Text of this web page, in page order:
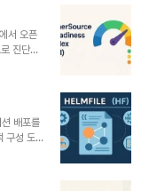
념 및 정
는 인프
적대규
조화된
트에서
서 오픈
진단하
라, 리
정의기업
종합 평
준을 정
프라, 리
다차원
배포를
구성 도구
포 설정
의